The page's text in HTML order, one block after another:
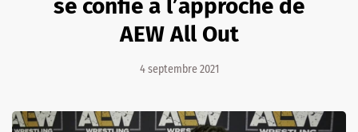
se confie à l’approche de
AEW All Out
4 septembre 2021